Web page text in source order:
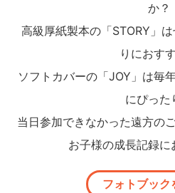
か？
高級厚紙製本の「STORY」
りにおすす
ソフトカバーの「JOY」は毎
にぴった
当日参加できなかった遠方の
お子様の成長記録に
フォトブック